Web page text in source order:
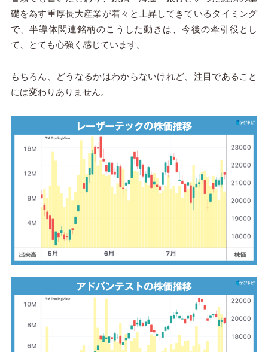
礎を為す重厚長大産業が着々と上昇してきているタイミング
で、半導体関連銘柄のこうした動きは、今後の牽引役とし
て、とても心強く感じています。
もちろん、どうなるかはわからないけれど、注目であること
には変わりありません。